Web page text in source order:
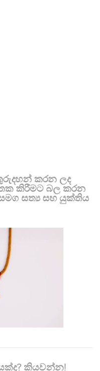
කරන ලද
කිරීමට බල කරන
සත්‍ය සහ යුක්තිය
කියවන්න!